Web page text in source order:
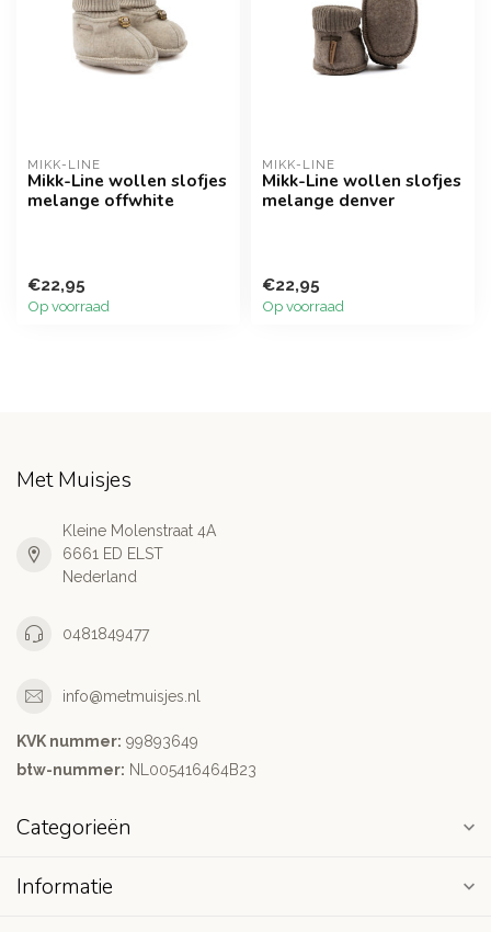
MIKK-LINE
Mikk-Line wollen slofjes
melange offwhite
€22,95
Op voorraad
MIKK-LINE
Mikk-Line wollen slofjes
melange denver
€22,95
Op voorraad
Met Muisjes
Kleine Molenstraat 4A
6661 ED ELST
Nederland
0481849477
info@metmuisjes.nl
KVK nummer: 99893649
btw-nummer: NL005416464B23
Categorieën
Informatie